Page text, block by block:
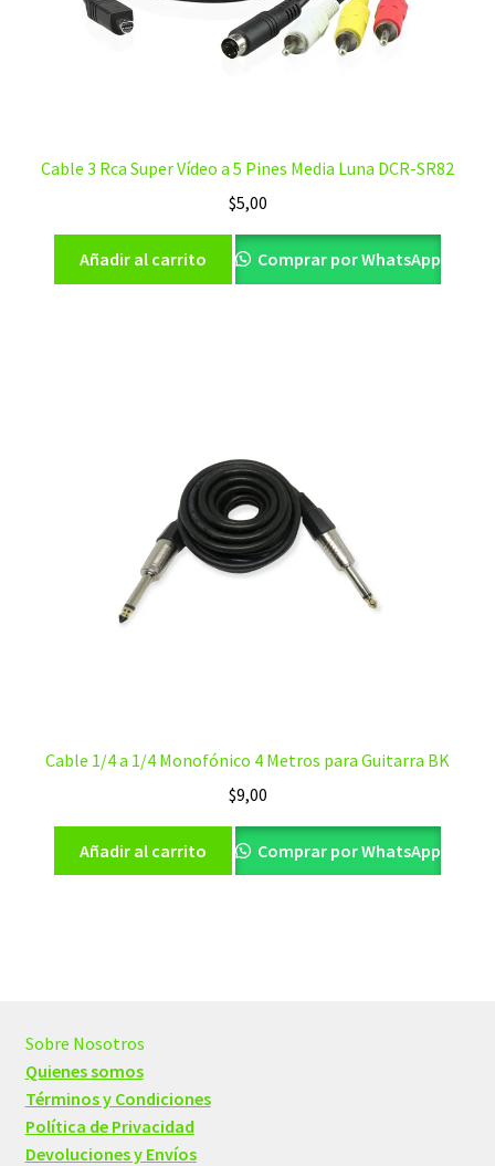
Cable 3 Rca Super Vídeo a 5 Pines Media Luna DCR-SR82
$5,00
Añadir al carrito Comprar por WhatsApp
Cable 1/4 a 1/4 Monofónico 4 Metros para Guitarra BK
$9,00
Añadir al carrito Comprar por WhatsApp
Sobre Nosotros
Quienes somos
Términos y Condiciones
Política de Privacidad
Devoluciones y Envíos